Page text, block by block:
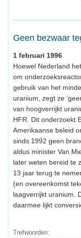
Geen bezwaar
1 februari 1996
Hoewel Nederland
om
gebruik van het
uranium, zegt ze
van hoogverrijkt
HFR. Dit onderzoekt
Amerikaanse beleid
sinds 1992 geen
aldus minister Van
later weten bereid te
13 jaar terug te
(en overeenkomst
laagverrijkt uranium.
daarmee lijkt
Trefwoorden: